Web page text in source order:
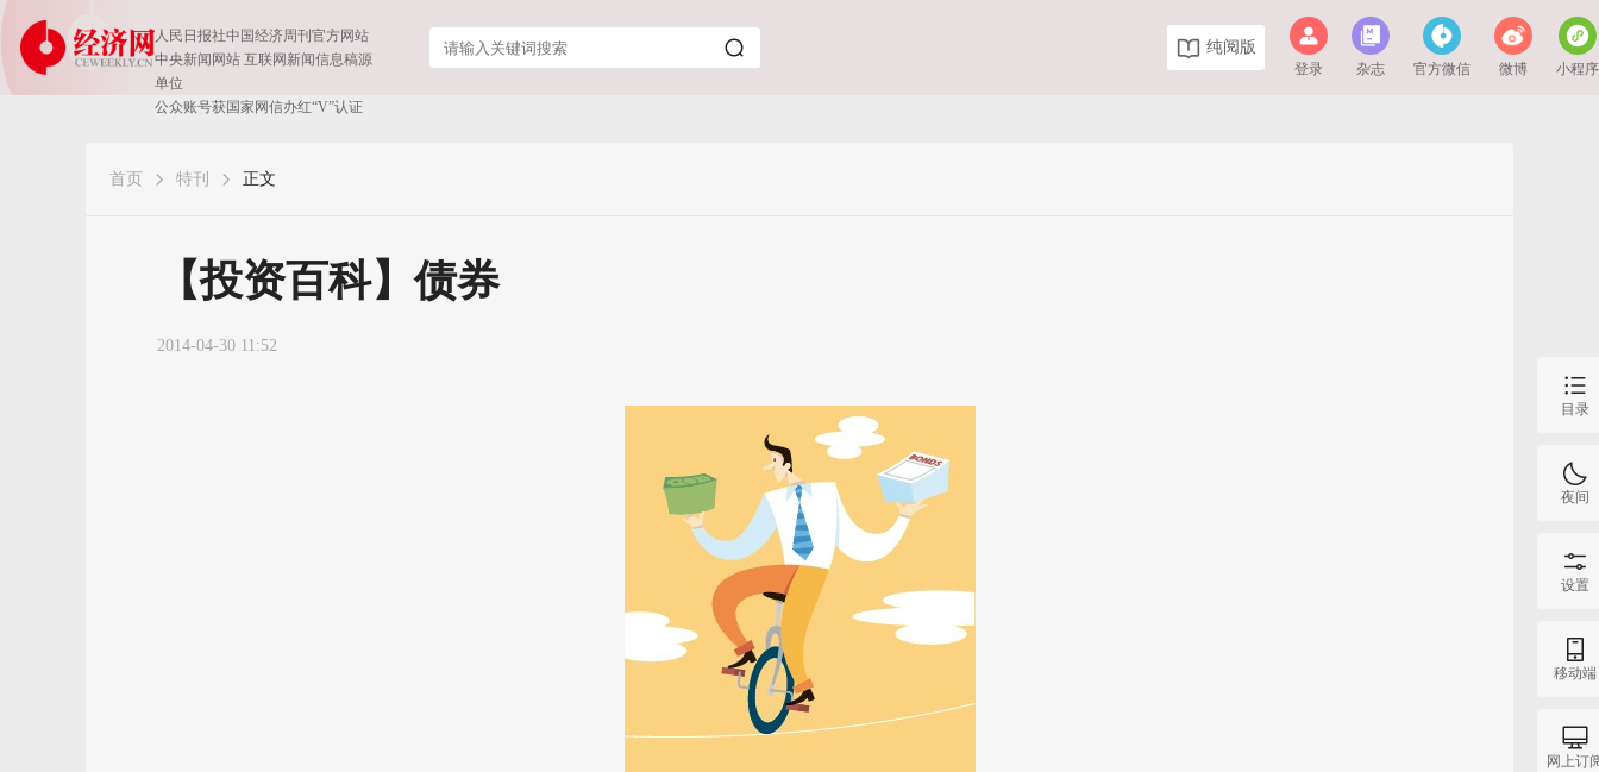
人民日报社中国经济周刊官方网站
中央新闻网站 互联网新闻信息稿源
单位
公众账号获国家网信办红“V”认证
纯阅版
登录 杂志 官方微信 微博 小程序
首页 特刊 正文
【投资百科】债券
2014-04-30 11:52
目录
夜间
设置
移动端
网上订